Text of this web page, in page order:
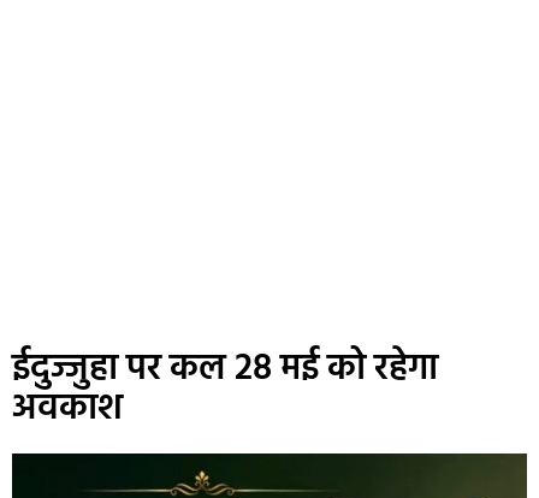
ईदुज्जुहा पर कल 28 मई को रहेगा
अवकाश